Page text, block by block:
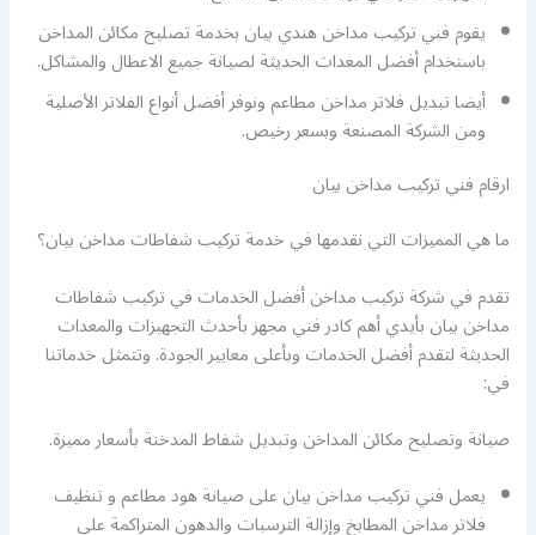
يقوم فني تركيب مداخن هندي بيان بخدمة تصليح مكائن المداخن
باستخدام أفضل المعدات الحديثة لصيانة جميع الاعطال والمشاكل.
أيضا تبديل فلاتر مداخن مطاعم ونوفر أفضل أنواع الفلاتر الأصلية
ومن الشركة المصنعة وبسعر رخيص.
ارقام فني تركيب مداخن بيان
ما هي المميزات التي نقدمها في خدمة تركيب شفاطات مداخن بيان؟
تقدم في شركة تركيب مداخن أفضل الخدمات في تركيب شفاطات
مداخن بيان بأيدي أهم كادر فني مجهز بأحدث التجهيزات والمعدات
الحديثة لتقدم أفضل الخدمات وبأعلى معايير الجودة. وتتمثل خدماتنا
في:
صيانة وتصليح مكائن المداخن وتبديل شفاط المدخنة بأسعار مميزة.
يعمل فني تركيب مداخن بيان على صيانة هود مطاعم و تنظيف
فلاتر مداخن المطابخ وإزالة الترسبات والدهون المتراكمة على